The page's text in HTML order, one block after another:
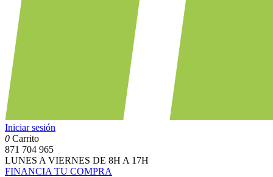
Iniciar sesión
0 Carrito
871 704 965
LUNES A VIERNES DE 8H A 17H
FINANCIA TU COMPRA